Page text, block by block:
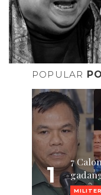
POPULAR
1
7
MILITER